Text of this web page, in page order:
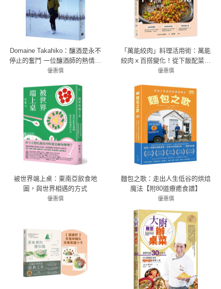
Domaine Takahiko：釀酒是永不
停止的奮鬥 一位釀酒師的熱情宣
言：曾我貴彥與北海道余市自然
優惠價
「萬能絞肉」料理活用術：萬能
絞肉ｘ百搭變化！從下飯配菜到
常備即食料理包應用，快速變化
優惠價
被世界端上桌：東南亞飲食地
圖，與世界相遇的方式
優惠價
麵包之歌：走出人生低谷的烘焙
魔法【附80道療癒食譜】
優惠價
79折 631元